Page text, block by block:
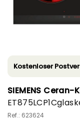
Kostenloser
SIEMENS Ceran-
Ref.: 623624